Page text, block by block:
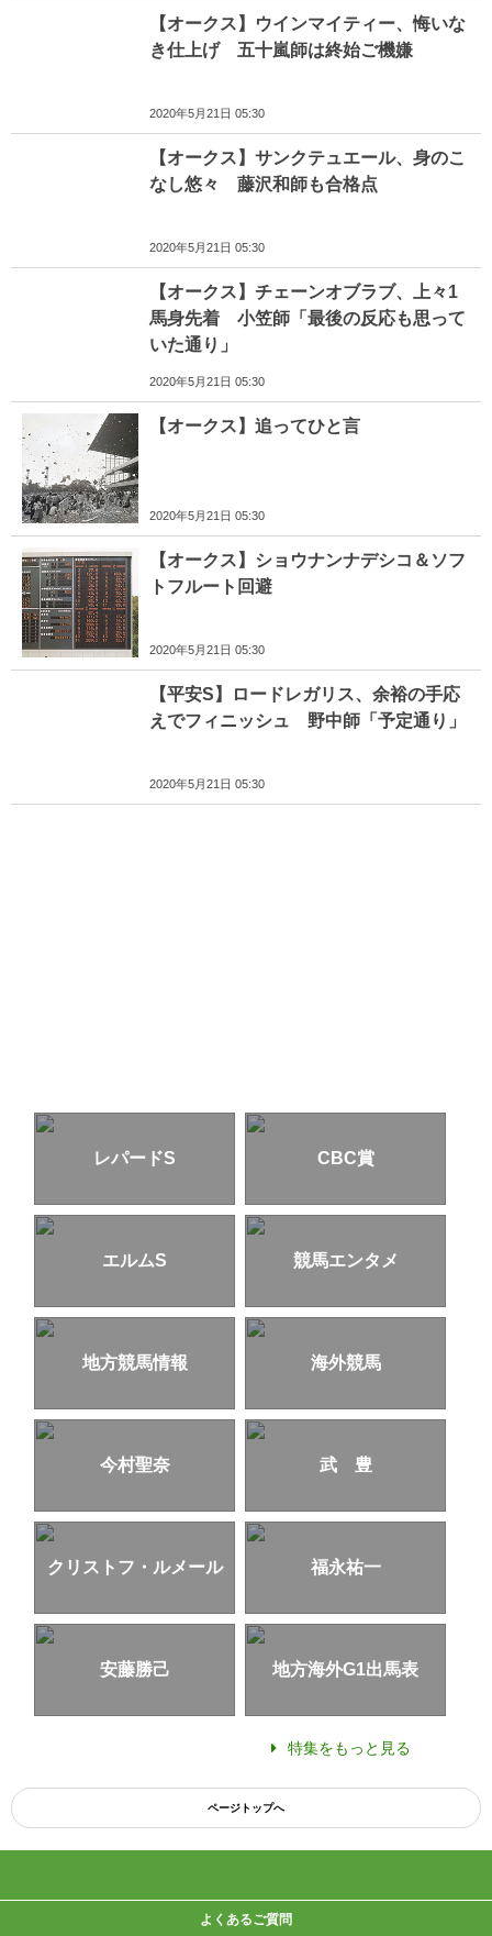
【オークス】ウインマイティー、悔いな
き仕上げ 五十嵐師は終始ご機嫌
2020年5月21日 05:30
【オークス】サンクテュエール、身のこ
なし悠々 藤沢和師も合格点
2020年5月21日 05:30
【オークス】チェーンオブラブ、上々1
馬身先着 小笠師「最後の反応も思って
いた通り」
2020年5月21日 05:30
【オークス】追ってひと言
2020年5月21日 05:30
【オークス】ショウナンナデシコ＆ソフ
トフルート回避
2020年5月21日 05:30
【平安S】ロードレガリス、余裕の手応
えでフィニッシュ 野中師「予定通り」
2020年5月21日 05:30
レパードS CBC賞
エルムS 競馬エンタメ
地方競馬情報 海外競馬
今村聖奈 武 豊
クリストフ・ルメール 福永祐一
安藤勝己 地方海外G1出馬表
特集をもっと見る
ページトップへ
よくあるご質問